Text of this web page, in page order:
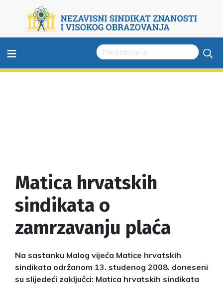
≡
Matica hrvatskih
sindikata o
zamrzavanju plaća
Na sastanku Malog vijeća Matice hrvatskih
sindikata održanom 13. studenog 2008. doneseni
su slijedeći zaključci: Matica hrvatskih sindikata